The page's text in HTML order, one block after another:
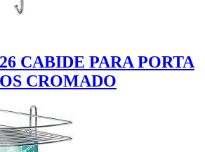
CABIDE PARA PORTA
CROMADO